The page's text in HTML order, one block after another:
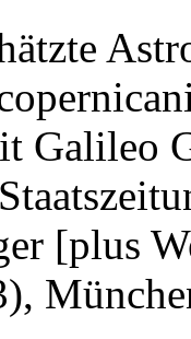
Galileo
[plus